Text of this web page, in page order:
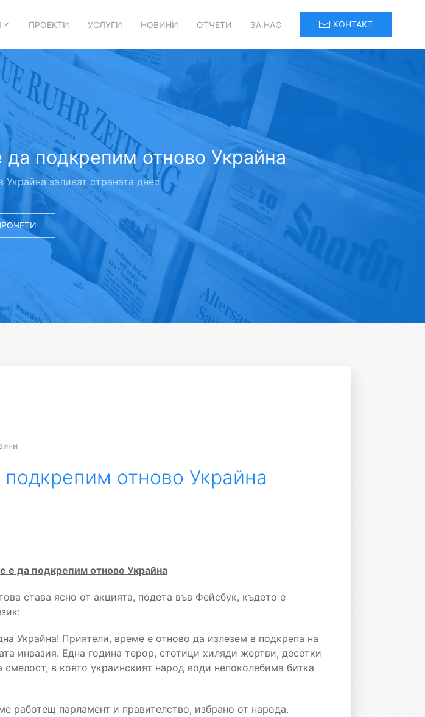
ПРОЕКТИ УСЛУГИ НОВИНИ ОТЧЕТИ ЗА НАС КОНТАКТ
подкрепим отново Украйна
заливат страната днес
отново Украйна
е да подкрепим отново Украйна
става ясно от акцията, подета във Фейсбук, където е
Украйна! Приятели, време е отново да излезем в подкрепа на
инвазия. Една година терор, стотици хиляди жертви, десетки
в която украинският народ води непоколебима битка
парламент и правителство, избрано от народа.